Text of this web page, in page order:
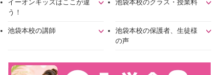
イーオンキッズはここが違
う！
池袋本校のクラス・授業料
池袋本校の講師
池袋本校の保護者、生徒様
の声